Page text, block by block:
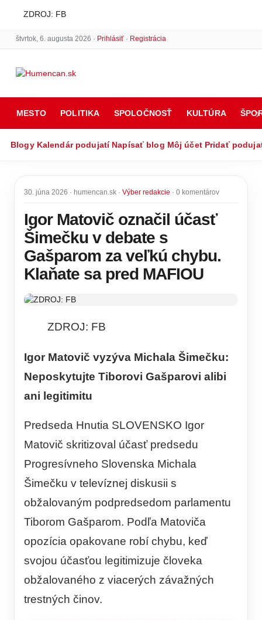
ZDROJ: FB
štvrtok, 6. augusta 2026 · Prihlásiť· Registrácia
MESTO POLITIKA SPOLOČNOSŤ KULTÚRA
Blogy Kalendár podujatí Napísať blog Môj účet Pridať
30. júna 2026 · humencan.sk · Výber redakcie · 0 komentárov
Igor Matovič označil účasť
Šimečku v debate s
Gašparom za veľkú chybu.
Klaňate sa pred MAFIOU
ZDROJ: FB
Igor Matovič vyzýva Michala Šimečku:
Neposkytujte Tiborovi Gašparovi alibi
ani legitimitu
Predseda Hnutia SLOVENSKO Igor
Matovič skritizoval účasť predsedu
Progresívneho Slovenska Michala
Šimečku v televíznej diskusii s
obžalovaným podpredsedom parlamentu
Tiborom Gašparom. Podľa Matoviča
opozícia opakovane robí chybu, keď
svojou účasťou legitimizuje človeka
obžalovaného z viacerých závažných
trestných činov.